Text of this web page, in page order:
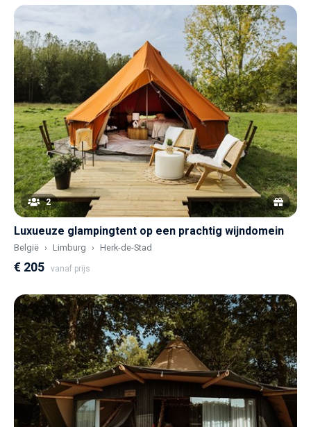
2
Luxueuze glampingtent op een prachtig wijndomein
België Limburg Herk-de-Stad
€ 205 vanaf prijs